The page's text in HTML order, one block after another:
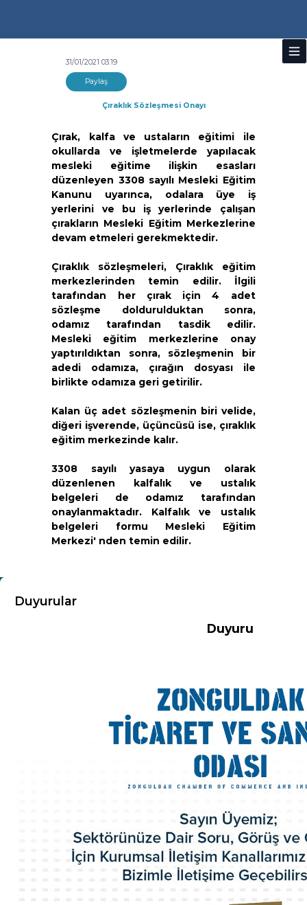
31/01/2021 03:19
Paylaş
Çıraklık Sözleşmesi Onayı
Çırak, kalfa ve ustaların eğitimi ile
okullarda ve işletmelerde yapılacak
mesleki eğitime ilişkin esasları
düzenleyen 3308 sayılı Mesleki Eğitim
Kanunu uyarınca, odalara üye iş
yerlerini ve bu iş yerlerinde çalışan
çırakların Mesleki Eğitim Merkezlerine
devam etmeleri gerekmektedir.
Çıraklık sözleşmeleri, Çıraklık eğitim
merkezlerinden temin edilir. İlgili
tarafından her çırak için 4 adet
sözleşme doldurulduktan sonra,
odamız tarafından tasdik edilir.
Mesleki eğitim merkezlerine onay
yaptırıldıktan sonra, sözleşmenin bir
adedi odamıza, çırağın dosyası ile
birlikte odamıza geri getirilir.
Kalan üç adet sözleşmenin biri velide,
diğeri işverende, üçüncüsü ise, çıraklık
eğitim merkezinde kalır.
3308 sayılı yasaya uygun olarak
düzenlenen kalfalık ve ustalık
belgeleri de odamız tarafından
onaylanmaktadır. Kalfalık ve ustalık
belgeleri formu Mesleki Eğitim
Merkezi' nden temin edilir.
Duyurular
Duyuru
Yönetim Kurulu
Meclis Üyeleri
Komisyon ve Kurallar
Organizasyon Şeması
Odamız Personeli
Mevzuat
İl Kadın Girişimci Kurulu
Üyelik ve İştirakler
Eski Yönetim Kurulu Başkanlarımız
ZTSO Etik Kuralları
Faaliyet Raporları
ZTSO Dış Ticaret Destek Ofisi
ZTSO İş Planı